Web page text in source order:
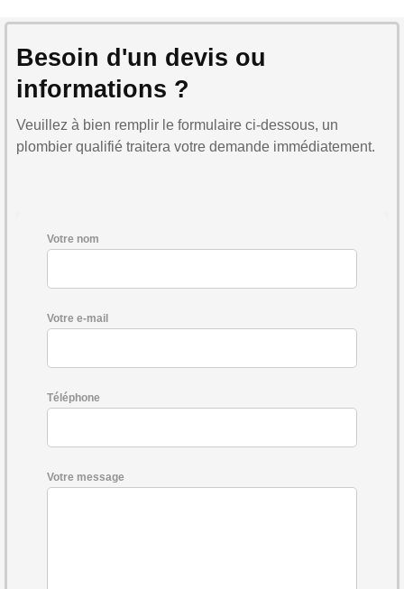
Besoin d'un devis ou
informations ?
Veuillez à bien remplir le formulaire ci-dessous, un
plombier qualifié traitera votre demande immédiatement.
Votre nom
Votre e-mail
Téléphone
Votre message